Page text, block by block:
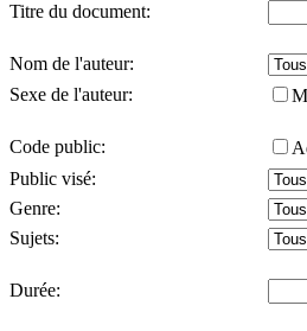
Titre du document:
Nom de l'auteur:
Sexe de l'auteur:
Code public:
Public visé:
Genre:
Sujets:
Durée: